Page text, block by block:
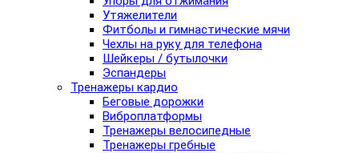
Утяжелители
Фитболы и гимнастические мячи
Чехлы на руку для телефона
Шейкеры / бутылочки
Эспандеры
Тренажеры кардио
Беговые дорожки
Виброплатформы
Тренажеры велосипедные
Тренажеры гребные